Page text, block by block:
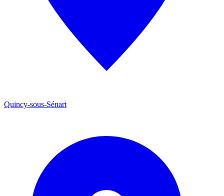
Quincy-sous-Sénart